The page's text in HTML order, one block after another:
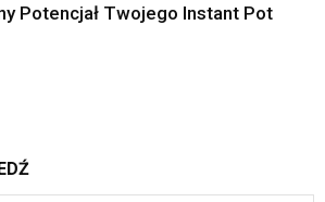
Potencjał Twojego Instant Pot